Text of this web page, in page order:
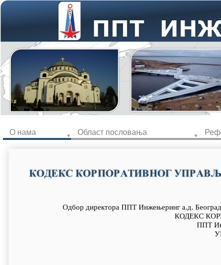
О нама Област пословања
Одбор директора ППТ Инжењеринг а.д. Београд
КОДЕКС
ППТ